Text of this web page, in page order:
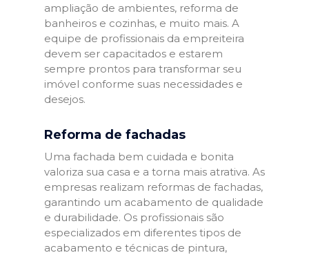
ampliação de ambientes, reforma de
banheiros e cozinhas, e muito mais. A
equipe de profissionais da empreiteira
devem ser capacitados e estarem
sempre prontos para transformar seu
imóvel conforme suas necessidades e
desejos.
Reforma de fachadas
Uma fachada bem cuidada e bonita
valoriza sua casa e a torna mais atrativa. As
empresas realizam reformas de fachadas,
garantindo um acabamento de qualidade
e durabilidade. Os profissionais são
especializados em diferentes tipos de
acabamento e técnicas de pintura,